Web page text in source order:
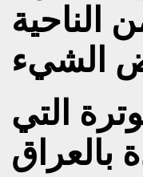
الناحية
التي
بالعراق